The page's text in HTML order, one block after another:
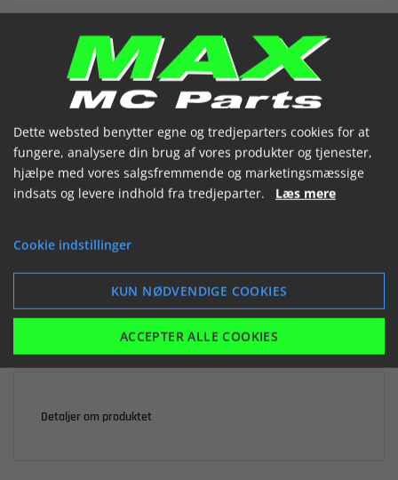
GUID,CAM CHAIN 2
(12782HG5100)


90,21 kr.
LÆG I KURV
Detaljer om produktet
Dette websted benytter egne og tredjeparters cookies for at
fungere, analysere din brug af vores produkter og tjenester,
hjælpe med vores salgsfremmende og marketingsmæssige
indsats og levere indhold fra tredjeparter. Læs mere
Cookie indstillinger
KUN NØDVENDIGE COOKIES
ACCEPTER ALLE COOKIES